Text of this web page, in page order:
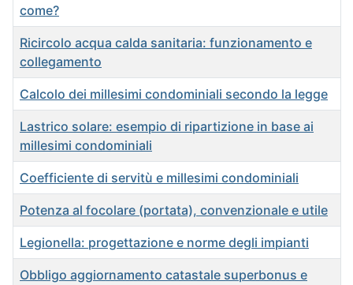
come?
Ricircolo acqua calda sanitaria: funzionamento e
collegamento
Calcolo dei millesimi condominiali secondo la legge
Lastrico solare: esempio di ripartizione in base ai
millesimi condominiali
Coefficiente di servitù e millesimi condominiali
Potenza al focolare (portata), convenzionale e utile
Legionella: progettazione e norme degli impianti
Obbligo aggiornamento catastale superbonus e